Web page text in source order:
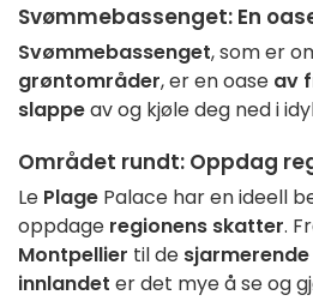
Svømmebassenget: En
Svømmebassenget, som er
grøntområder, er en oase av
slappeav og kjøle deg ned i
Området rundt: Oppdag
Le Plage Palace har en ideell
oppdage regionens skatter.
Montpellier til de
innlandet er det mye å se og